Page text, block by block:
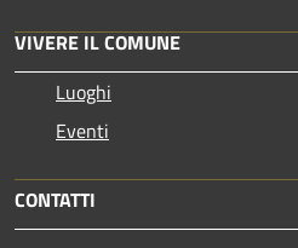
VIVERE IL COMUNE
Luoghi
Eventi
CONTATTI